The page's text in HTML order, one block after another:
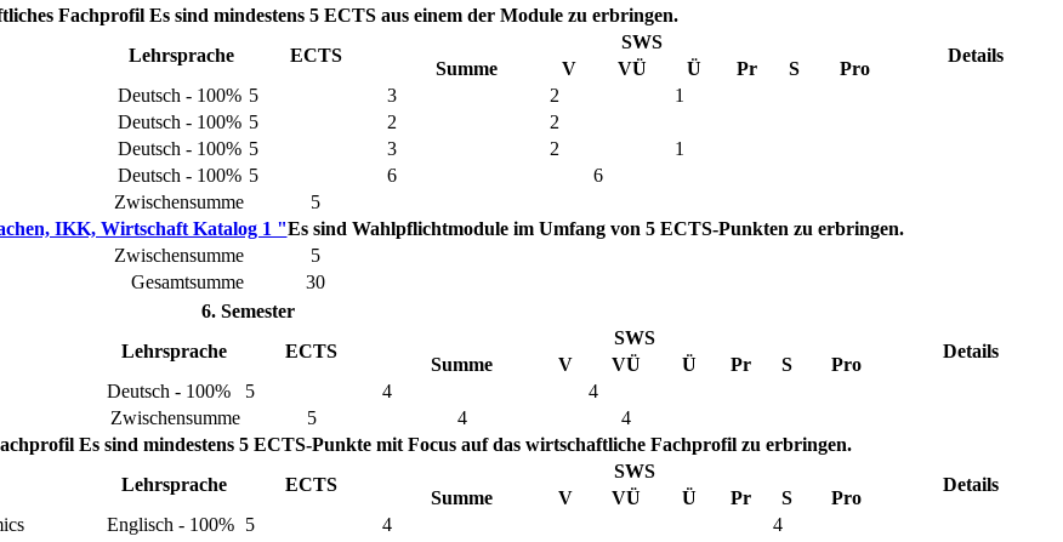
Fachprofil Es sind mindestens 5 ECTS aus einem der Module zu erbringen.
Lehrsprache ECTS
SWS
Details
Summe V VÜ Ü Pr S
Pro
Deutsch - 100% 5 3 2
1
Deutsch - 100% 5 2
2
Deutsch - 100% 5 3 2
1
Deutsch - 100% 5 6
6
Zwischensumme
5
IKK, Wirtschaft Katalog 1 "Es sind Wahlpflichtmodule im Umfang von 5 ECTS-Punkten zu erbringen.
Zwischensumme
5
Gesamtsumme
30
6. Semester
Lehrsprache ECTS
SWS
Details
Summe V VÜ Ü Pr S
Pro
Deutsch - 100% 5 4
4
Zwischensumme
5 4
4
Es sind mindestens 5 ECTS-Punkte mit Focus auf das wirtschaftliche Fachprofil zu erbringen.
Lehrsprache ECTS
SWS
Details
Summe V VÜ Ü Pr S
Pro
Englisch - 100% 5 4
4